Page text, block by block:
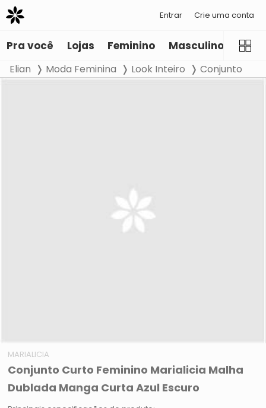
Entrar Crie uma conta
Pra você Lojas Feminino Masculino
Elian Moda Feminina Look Inteiro Conjunto
MARIALICIA
Conjunto Curto Feminino Marialicia Malha
Dublada Manga Curta Azul Escuro